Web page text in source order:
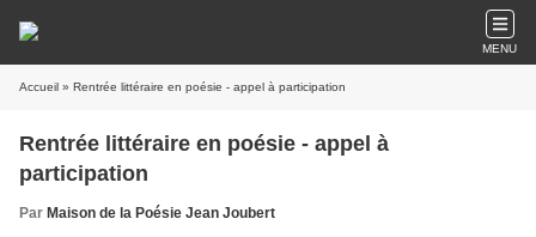
MENU
Accueil » Rentrée littéraire en poésie - appel à participation
Rentrée littéraire en poésie - appel à
participation
Par Maison de la Poésie Jean Joubert